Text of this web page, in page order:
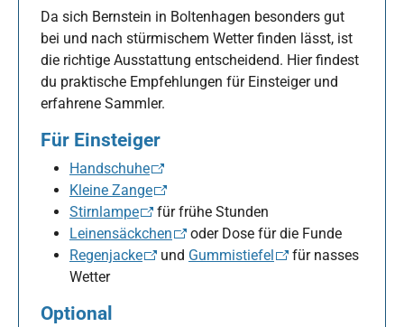
Da sich Bernstein in Boltenhagen besonders gut
bei und nach stürmischem Wetter finden lässt, ist
die richtige Ausstattung entscheidend. Hier findest
du praktische Empfehlungen für Einsteiger und
erfahrene Sammler.
Für Einsteiger
Handschuhe
Kleine Zange
Stirnlampe
für frühe Stunden
Leinensäckchen
oder Dose für die Funde
Regenjacke
und Gummistiefel
für nasses
Wetter
Optional